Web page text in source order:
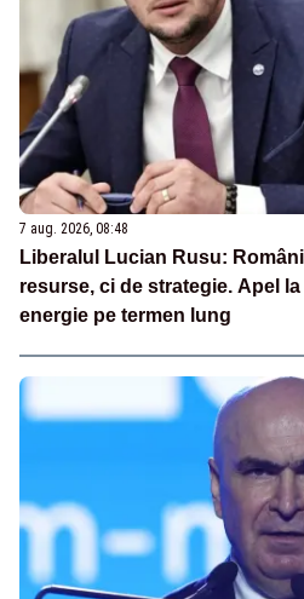
7 aug. 2026, 08:48
Liberalul Lucian Rusu:
resurse, ci de strategie. Apel
energie pe termen lung